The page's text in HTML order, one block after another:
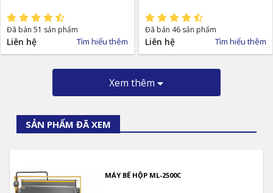
Đã bán 51 sản phẩm
Liên hệ Tìm hiểu thêm
Đã bán 46 sản phẩm
Liên hệ Tìm hiểu thêm
Xem thêm
SẢN PHẨM ĐÃ XEM
MÁY BẾ HỘP ML-2500C